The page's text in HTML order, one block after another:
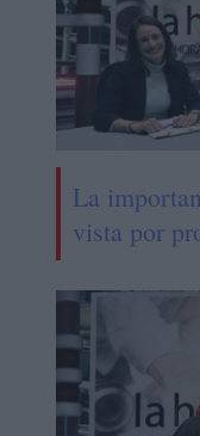
La
vista por